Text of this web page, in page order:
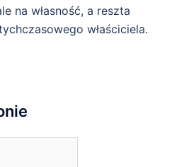
na własność, a reszta
właściciela.